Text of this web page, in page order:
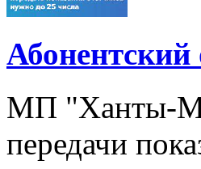
МП "Ханты-
передачи